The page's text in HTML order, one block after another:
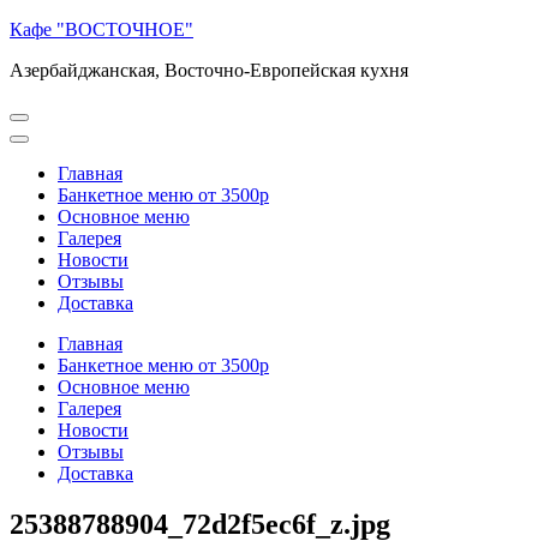
Перейти
содержимому
Enter)
Кафе "ВОСТОЧНОЕ"
Азербайджанская, Восточно-Европейская кухня
Главная
Банкетное меню от 3500р
Основное меню
Галерея
Новости
Отзывы
Доставка
Главная
Банкетное меню от 3500р
Основное меню
Галерея
Новости
Отзывы
Доставка
25388788904_72d2f5ec6f_z.jpg